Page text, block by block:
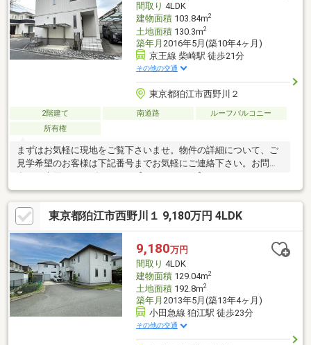
間取り 4LDK
建物面積103.84m2
土地面積130.3m2
築年月 2016年5月(築10年4ヶ月)
京王線 柴崎駅 徒歩21分
その他の交通
東京都狛江市西野川２
2階建て 南道路
ルーフバルコニー
所有権
まずはお気軽に現地をご覧下さいませ。物件の詳細について、ご
見学希望のお客様は下記番号までお気軽にご連絡下さい。お問い
東京都狛江市西野川１ 9,180万円 4LDK
9,180万円
間取り 4LDK
建物面積129.04m2
土地面積192.8m2
築年月 2013年5月(築13年4ヶ月)
小田急線 狛江駅 徒歩23分
その他の交通